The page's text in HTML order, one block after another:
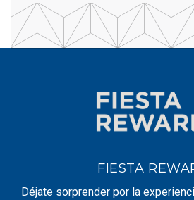
FIESTA
Déjate sorprender por la